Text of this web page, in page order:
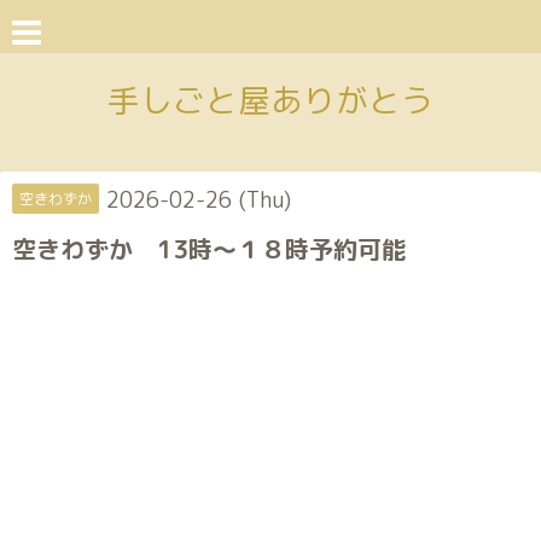
手しごと屋ありがとう
空きわずか 2026-02-26 (Thu)
空きわずか 13時～１８時予約可能